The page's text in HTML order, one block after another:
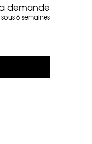
demande
6 semaines